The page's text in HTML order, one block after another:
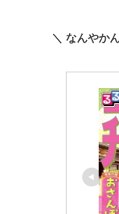
＼ なんやか